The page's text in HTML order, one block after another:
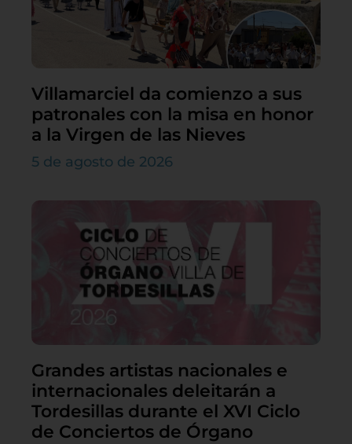
Villamarciel da comienzo a sus
patronales con la misa en honor
a la Virgen de las Nieves
5 de agosto de 2026
Grandes artistas nacionales e
internacionales deleitarán a
Tordesillas durante el XVI Ciclo
de Conciertos de Órgano